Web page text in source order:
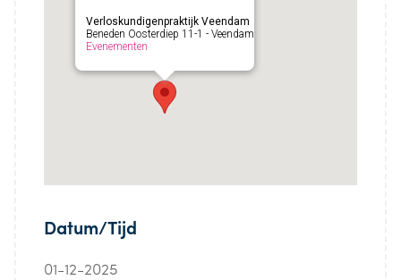
Verloskundigenpraktijk Veendam
Beneden Oosterdiep 11-1 - Veendam
Evenementen
Datum/Tijd
01-12-2025